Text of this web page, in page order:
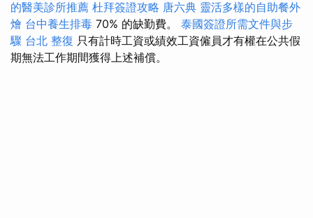
的醫美診所推薦 杜拜簽證攻略 唐六典 靈活多樣的自助餐外
燴 台中養生排毒 70% 的缺勤費。 泰國簽證所需文件與步
驟 台北 整復 只有計時工資或績效工資僱員才有權在公共假
期無法工作期間獲得上述補償。